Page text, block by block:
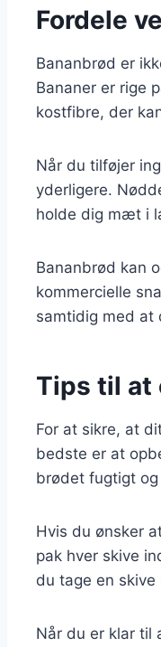
Fordele
Bananbrød er
Bananer er rige
kostfibre, der
Når du tilføjer
yderligere.
holde dig mæt i
Bananbrød kan
kommercielle
samtidig med at
Tips til at
For at sikre, at
bedste er at
brødet fugtigt
Hvis du ønsker
pak hver skive
du tage en
Når du er klar til